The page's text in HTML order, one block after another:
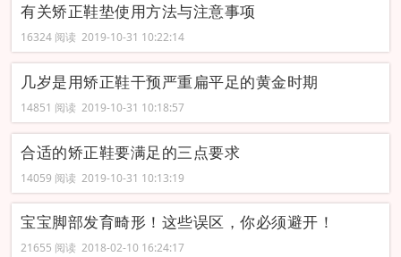
有关矫正鞋垫使用方法与注意事项
16324 阅读 2019-10-31 10:22:14
几岁是用矫正鞋干预严重扁平足的黄金时期
14851 阅读 2019-10-31 10:18:57
合适的矫正鞋要满足的三点要求
14059 阅读 2019-10-31 10:13:19
宝宝脚部发育畸形！这些误区，你必须避开！
21655 阅读 2018-02-10 16:24:17